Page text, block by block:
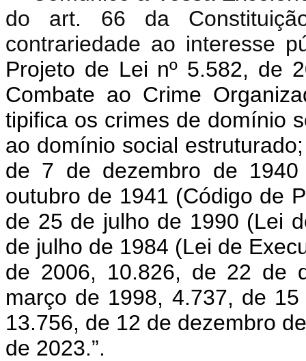
do art. 66 da
contrariedade ao interesse
Projeto de Lei nº 5.582, de
Combate ao Crime
tipifica os crimes de domínio
ao domínio social
de 7 de dezembro de
outubro de 1941 (Código de
de 25 de julho de 1990 (Lei
de julho de 1984 (Lei de
de 2006, 10.826, de 22 de
março de 1998, 4.737, de
13.756, de 12 de dezembro
de 2023.”.